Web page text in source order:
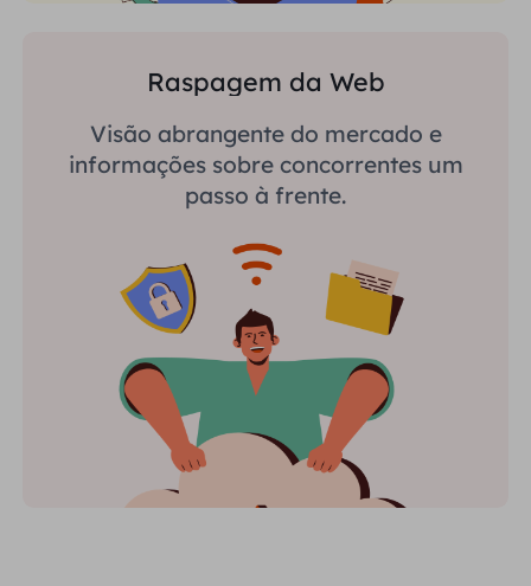
Raspagem da Web
Visão abrangente do mercado e
informações sobre concorrentes um
passo à frente.